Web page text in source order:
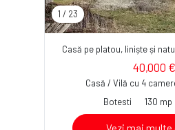
1 / 23
Casă pe platou, liniște și
40,000 €
Casă / Vilă cu 4
Botesti
130 mp